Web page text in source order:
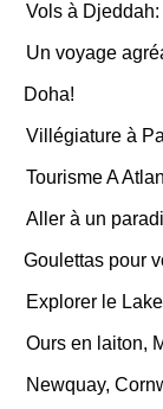
Vols à
Un voyage
Doha!
Villégiature à
Tourisme A
Aller à un
Goulettas pour
Explorer le
Ours en laiton,
Newquay,